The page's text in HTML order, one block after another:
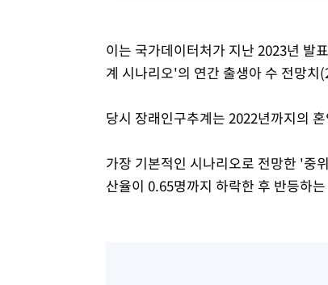
이는 국가데이터처가 지난 2023년 발
계 시나리오'의 연간 출생아 수 전망
당시 장래인구추계는 2022년까지의
가장 기본적인 시나리오로 전망한 '중
산율이 0.65명까지 하락한 후 반등하